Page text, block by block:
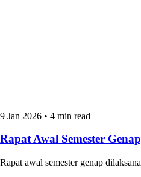
9 Jan 2026 • 4 min read
Rapat Awal Semester
Rapat awal semester genap